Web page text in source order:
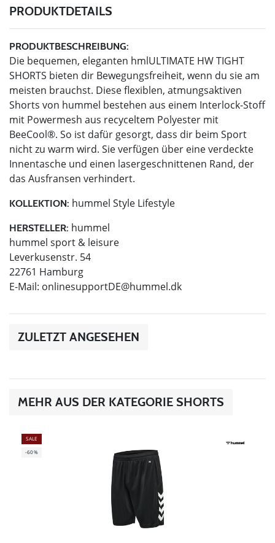
PRODUKTDETAILS
PRODUKTBESCHREIBUNG:
Die bequemen, eleganten hmlULTIMATE HW TIGHT
SHORTS bieten dir Bewegungsfreiheit, wenn du sie am
meisten brauchst. Diese flexiblen, atmungsaktiven
Shorts von hummel bestehen aus einem Interlock-Stoff
mit Powermesh aus recyceltem Polyester mit
BeeCool®. So ist dafür gesorgt, dass dir beim Sport
nicht zu warm wird. Sie verfügen über eine verdeckte
Innentasche und einen lasergeschnittenen Rand, der
das Ausfransen verhindert.
KOLLEKTION: hummel Style Lifestyle
HERSTELLER: hummel
hummel sport & leisure
Leverkusenstr. 54
22761 Hamburg
E-Mail: onlinesupportDE@hummel.dk
ZULETZT ANGESEHEN
MEHR AUS DER KATEGORIE SHORTS
SALE
-60%